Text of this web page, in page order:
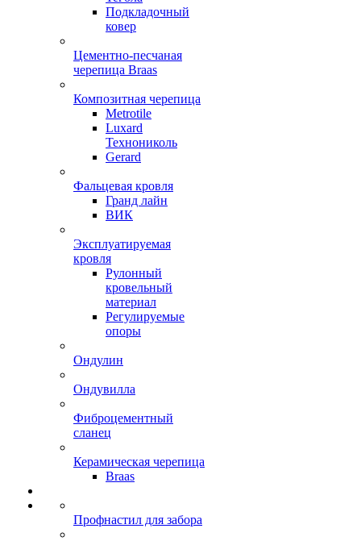
Подкладочный
ковер
Цементно-песчаная
черепица Braas
Композитная черепица
Metrotile
Luxard
Технониколь
Gerard
Фальцевая кровля
Гранд лайн
ВИК
Эксплуатируемая
кровля
Рулонный
кровельный
материал
Регулируемые
опоры
Ондулин
Ондувилла
Фиброцементный
сланец
Керамическая черепица
Braas
Профнастил для забора